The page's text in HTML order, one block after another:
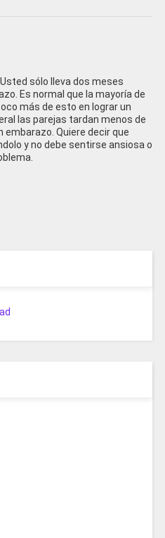
sólo lleva dos meses
Es normal que la mayoría de
más de esto en lograr un
las parejas tardan menos de
embarazo. Quiere decir que
y no debe sentirse ansiosa o